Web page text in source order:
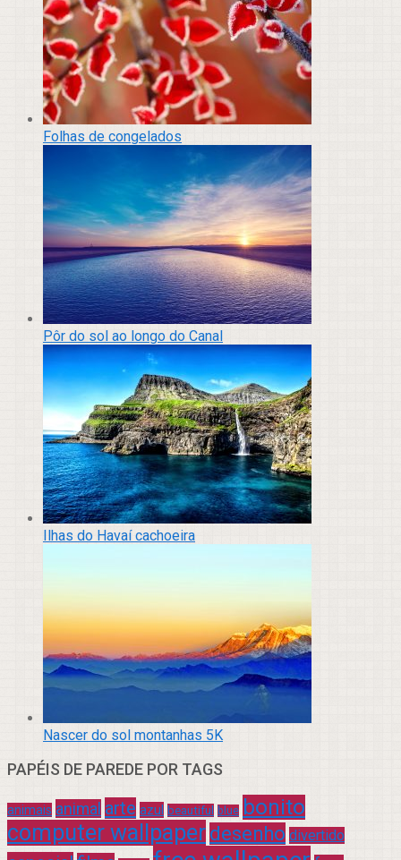
Folhas de congelados
Pôr do sol ao longo do Canal
Ilhas do Havaí cachoeira
Nascer do sol montanhas 5K
PAPÉIS DE PAREDE POR TAGS
animais animal arte azul beautiful blue bonito
computer wallpaper desenho divertido